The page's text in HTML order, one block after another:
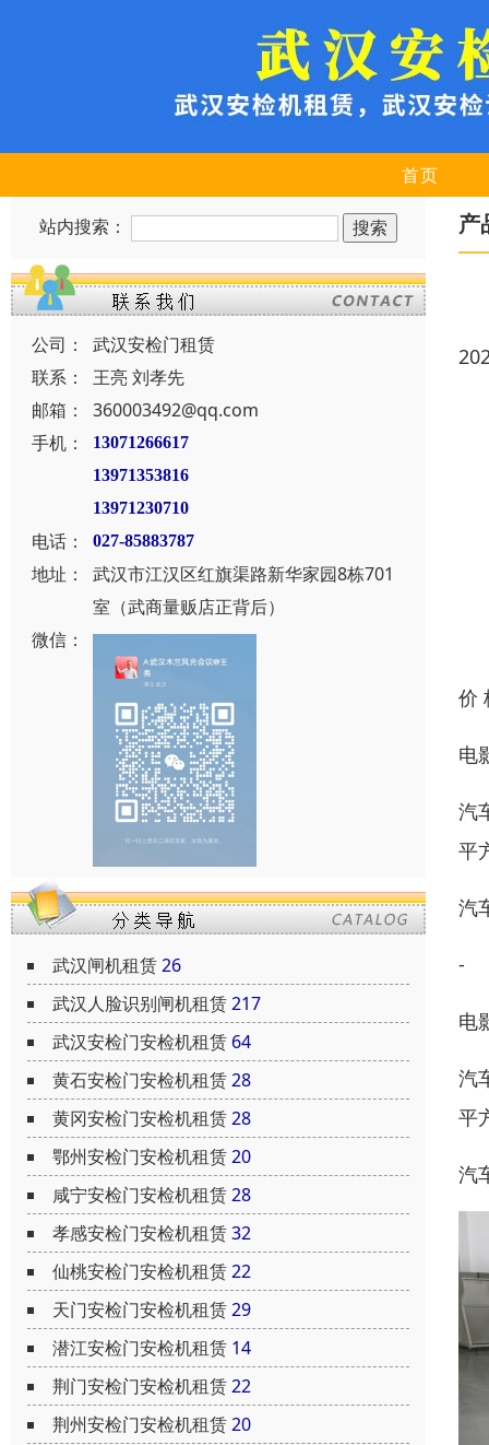
首页
站内搜索：
公司：
武汉安检门租赁
联系：
王亮 刘孝先
邮箱：
360003492@qq.com
手机：
13071266617
13971353816
13971230710
电话： 027-85883787
地址：
武汉市江汉区红旗渠路新华家园8栋701
室（武商量贩店正背后）
微信：
武汉闸机租赁26
武汉人脸识别闸机租赁217
武汉安检门安检机租赁 64
黄石安检门安检机租赁28
黄冈安检门安检机租赁28
鄂州安检门安检机租赁20
咸宁安检门安检机租赁28
孝感安检门安检机租赁32
仙桃安检门安检机租赁22
天门安检门安检机租赁29
潜江安检门安检机租赁 14
荆门安检门安检机租赁22
荆州安检门安检机租赁20
产
价
电
汽
平
汽
-
电
汽
平
汽